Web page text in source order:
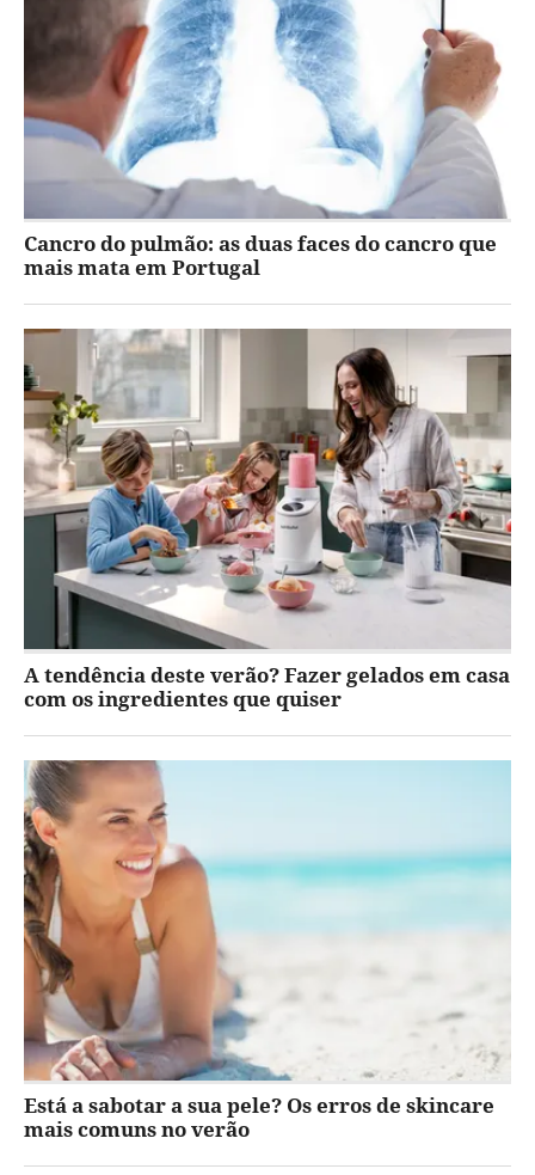
Cancro do pulmão: as duas faces do cancro que
mais mata em Portugal
A tendência deste verão? Fazer gelados em casa
com os ingredientes que quiser
Está a sabotar a sua pele? Os erros de skincare
mais comuns no verão